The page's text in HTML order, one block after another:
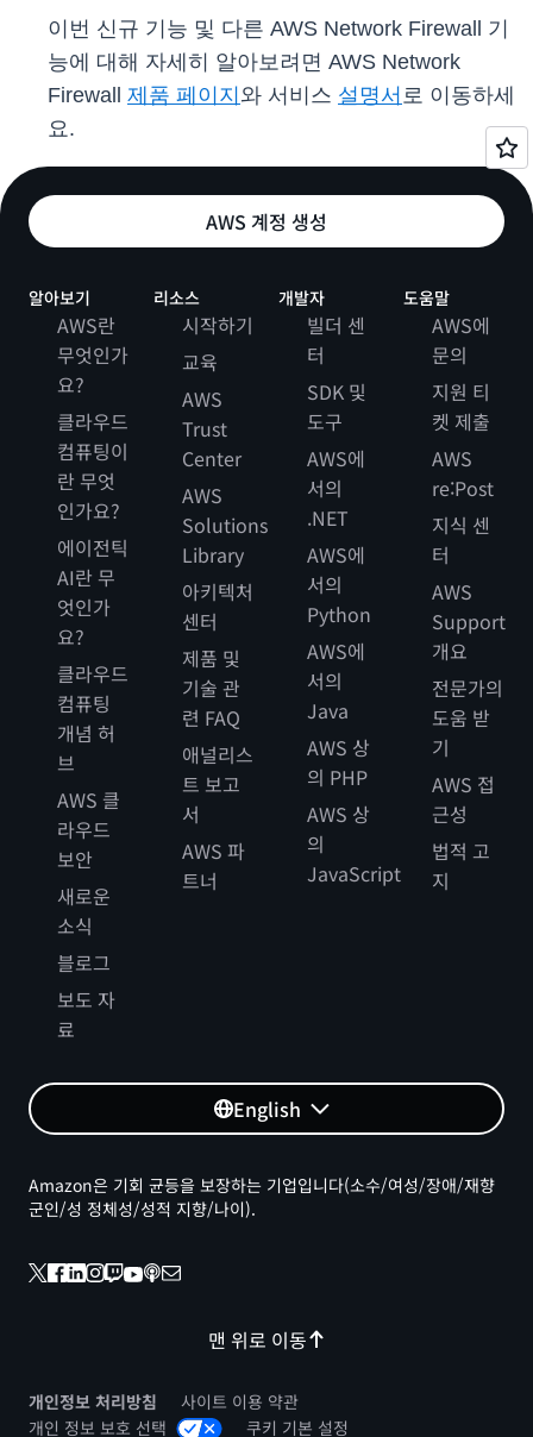
이번 신규 기능 및 다른 AWS Network Firewall 기
능에 대해 자세히 알아보려면 AWS Network
Firewall 제품 페이지 와 서비스 설명서 로 이동하세
요.
AWS 계정 생성
알아보기
AWS란
무엇인가
요?
클라우드
컴퓨팅이
란 무엇
인가요?
에이전틱
AI란 무
엇인가
요?
클라우드
컴퓨팅
개념 허
브
AWS 클
라우드
보안
새로운
소식
블로그
보도 자
료
리소스
시작하기
교육
AWS
Trust
Center
AWS
Solutions
Library
아키텍처
센터
제품 및
기술 관
련 FAQ
애널리스
트 보고
서
AWS 파
트너
개발자
빌더 센
터
SDK 및
도구
AWS에
서의
.NET
AWS에
서의
Python
AWS에
서의
Java
AWS 상
의 PHP
AWS 상
의
JavaScript
도움말
AWS에
문의
지원 티
켓 제출
AWS
re:Post
지식 센
터
AWS
Support
개요
전문가의
도움 받
기
AWS 접
근성
법적 고
지
English
맨 위로 이동
Amazon은 기회 균등을 보장하는 기업입니다(소수/여성/장애/재향
군인/성 정체성/성적 지향/나이).
개인정보 처리방침
사이트 이용 약관
개인 정보 보호 선택
쿠키 기본 설정